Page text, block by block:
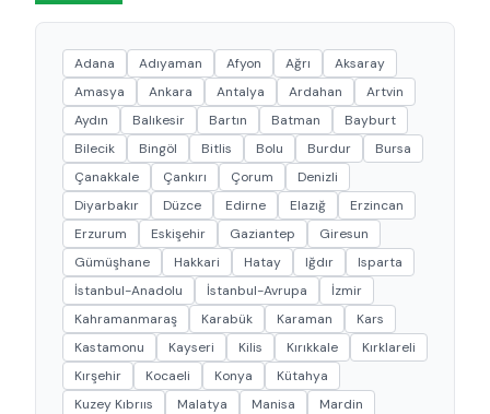
Adana Adıyaman Afyon Ağrı
Aksaray
Amasya
Ankara Antalya Ardahan
Artvin
Aydın
Balıkesir Bartın Batman
Bayburt
Bilecik
Bingöl Bitlis Bolu Burdur
Bursa
Çanakkale
Çankırı Çorum
Denizli
Diyarbakır
Düzce Edirne Elazığ
Erzincan
Erzurum
Eskişehir Gaziantep
Giresun
Gümüşhane
Hakkari Hatay Iğdır
Isparta
İstanbul-Anadolu
İstanbul-Avrupa
İzmir
Kahramanmaraş
Karabük Karaman
Kars
Kastamonu
Kayseri Kilis Kırıkkale
Kırklareli
Kırşehir
Kocaeli Konya
Kütahya
Kuzey Kıbrııs
Malatya Manisa
Mardin